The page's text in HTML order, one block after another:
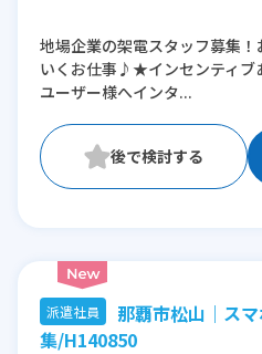
※残業：0〜5時間程度/月
地場企業の架電スタッフ募集
いくお仕事♪★インセンティ
ユーザー様へインタ...
派遣社員
那覇市松山｜ス
集/H140850